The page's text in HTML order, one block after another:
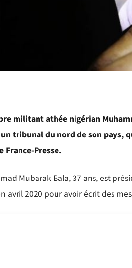
militant athée nigérian
tribunal du nord de son pays,
France-Presse.
Mubarak Bala, 37 ans, est
avril 2020 pour avoir écrit des